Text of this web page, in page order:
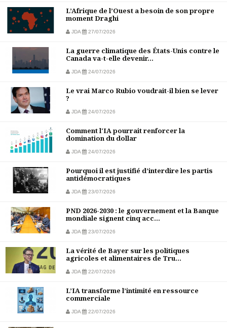
L’Afrique de l’Ouest a besoin de son propre
moment Draghi
JDA 27/07/2026
La guerre climatique des États-Unis contre le
Canada va-t-elle devenir...
JDA 24/07/2026
Le vrai Marco Rubio voudrait-il bien se lever
?
JDA 24/07/2026
Comment l'IA pourrait renforcer la
domination du dollar
JDA 24/07/2026
Pourquoi il est justifié d’interdire les partis
antidémocratiques
JDA 23/07/2026
PND 2026-2030 : le gouvernement et la Banque
mondiale signent cinq acc...
JDA 23/07/2026
La vérité de Bayer sur les politiques
agricoles et alimentaires de Tru...
JDA 22/07/2026
L’IA transforme l’intimité en ressource
commerciale
JDA 22/07/2026